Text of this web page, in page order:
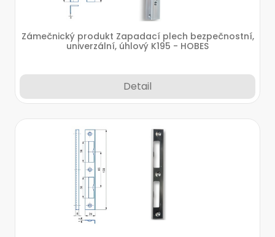
Zámečnický produkt Zapadací plech bezpečnostní,
univerzální, úhlový K195 - HOBES
Detail